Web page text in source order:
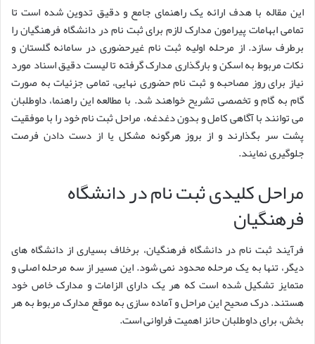
این مقاله با هدف ارائه یک راهنمای جامع و دقیق تدوین شده است تا
تمامی ابهامات پیرامون مدارک لازم برای ثبت نام در دانشگاه فرهنگیان را
برطرف سازد. از مرحله اولیه ثبت نام غیرحضوری در سامانه گلستان و
نکات مربوط به اسکن و بارگذاری مدارک گرفته تا لیست دقیق اسناد مورد
نیاز برای روز مصاحبه و ثبت نام حضوری نهایی، تمامی جزئیات به صورت
گام به گام و تخصصی تشریح خواهند شد. با مطالعه این راهنما، داوطلبان
می توانند با آگاهی کامل و بدون دغدغه، مراحل ثبت نام خود را با موفقیت
پشت سر بگذارند و از بروز هرگونه مشکل یا از دست دادن فرصت
جلوگیری نمایند.
مراحل کلیدی ثبت نام در دانشگاه
فرهنگیان
فرآیند ثبت نام در دانشگاه فرهنگیان، برخلاف بسیاری از دانشگاه های
دیگر، تنها به یک مرحله محدود نمی شود. این مسیر از سه مرحله اصلی و
متمایز تشکیل شده است که هر یک دارای الزامات و مدارک خاص خود
هستند. درک صحیح این مراحل و آماده سازی به موقع مدارک مربوط به هر
بخش، برای داوطلبان حائز اهمیت فراوانی است.